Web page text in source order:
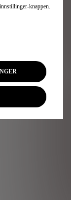
knappen.